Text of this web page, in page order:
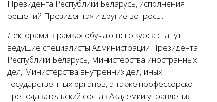
Президента Республики Беларусь, исполнения
решений Президента» и другие вопросы.
Лекторами в рамках обучающего курса станут
ведущие специалисты Администрации Президента
Республики Беларусь, Министерства иностранных
дел, Министерства внутренних дел, иных
государственных органов, а также профессорско-
преподавательский состав Академии управления.